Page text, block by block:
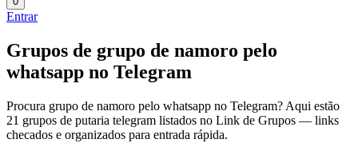
Entrar
Grupos de grupo de namoro pelo
whatsapp no Telegram
Procura grupo de namoro pelo whatsapp no Telegram? Aqui estão
21 grupos de putaria telegram listados no Link de Grupos — links
checados e organizados para entrada rápida.